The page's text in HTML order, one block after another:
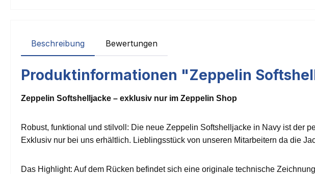
Beschreibung Bewertungen
Produktinformationen "Zeppelin
Zeppelin Softshelljacke – exklusiv nur im Zeppelin Shop
Robust, funktional und stilvoll: Die neue Zeppelin Softshelljacke in Navy ist der
Exklusiv nur bei uns erhältlich. Lieblingsstück von unseren Mitarbeitern da die
Das Highlight: Auf dem Rücken befindet sich eine originale technische